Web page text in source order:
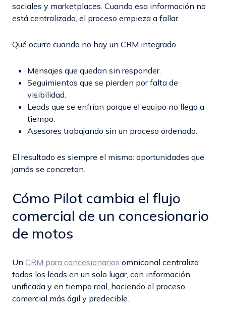
sociales y marketplaces. Cuando esa información no
está centralizada, el proceso empieza a fallar.
Qué ocurre cuando no hay un CRM integrado
Mensajes que quedan sin responder.
Seguimientos que se pierden por falta de
visibilidad.
Leads que se enfrían porque el equipo no llega a
tiempo.
Asesores trabajando sin un proceso ordenado.
El resultado es siempre el mismo: oportunidades que
jamás se concretan.
Cómo Pilot cambia el flujo
comercial de un concesionario
de motos
Un CRM para concesionarios omnicanal centraliza
todos los leads en un solo lugar, con información
unificada y en tiempo real, haciendo el proceso
comercial más ágil y predecible.